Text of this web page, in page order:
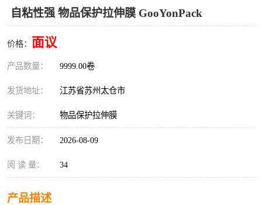
自粘性强 物品保护拉伸膜 GooYonPack
价格： 面议
产品数量： 9999.00卷
发货地址： 江苏省苏州太仓市
关键词： 物品保护拉伸膜
发布日期： 2026-08-09
阅 读 量： 34
产品描述